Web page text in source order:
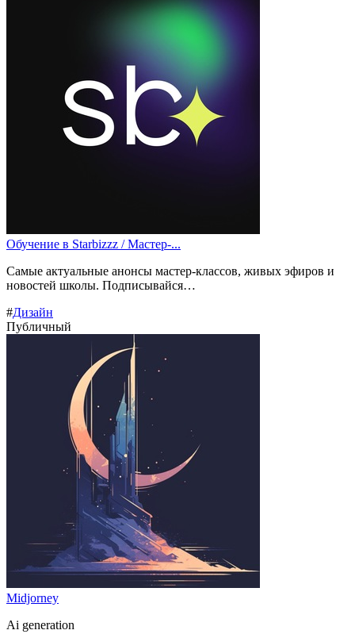
Обучение в Starbizzz / Мастер-...
Самые актуальные анонсы мастер-классов, живых эфиров и
новостей школы. Подписывайся…
#Дизайн
Публичный
Midjorney
Ai generation